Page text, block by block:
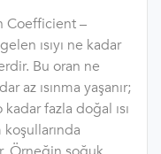
Coefficient –
ısıyı ne kadar
Bu oran ne
az ısınma yaşanır;
fazla doğal ısı